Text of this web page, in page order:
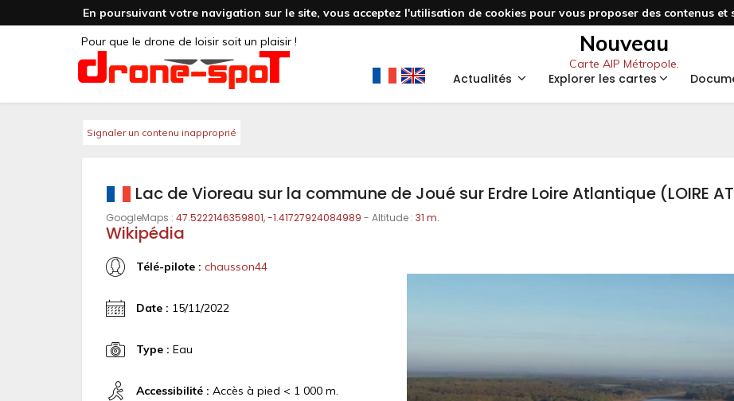
En poursuivant votre navigation sur le site, vous acceptez l'utilisation de cookies pour vous proposer des contenus et
Pour que le drone de loisir soit un plaisir !
Nouveau
Carte AIP Métropole.
Actualités Explorer les cartes
Signaler un contenu inapproprié
Lac de Vioreau sur la commune de Joué sur Erdre Loire Atlantique (LOIRE
GoogleMaps : 47.5222146359801, -1.41727924084989 - Altitude : 31 m.
Wikipédia
Télé-pilote : chausson44
Date : 15/11/2022
Type : Eau
Accessibilité : Accès à pied < 1 000 m.